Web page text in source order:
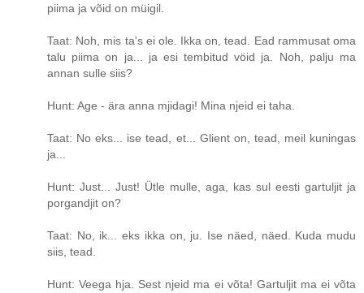
piima ja võid on müigil.
Taat: Noh, mis ta's ei ole. Ikka on, tead. Ead rammusat oma
talu piima on ja... ja esi tembitud vöid ja. Noh, palju ma
annan sulle siis?
Hunt: Age - ära anna mjidagi! Mina njeid ei taha.
Taat: No eks... ise tead, et... Glient on, tead, meil kuningas
ja...
Hunt: Just... Just! Ütle mulle, aga, kas sul eesti gartuljit ja
porgandjit on?
Taat: No, ik... eks ikka on, ju. Ise näed, näed. Kuda mudu
siis, tead.
Hunt: Veega hja. Sest njeid ma ei võta! Gartuljit ma ei võta